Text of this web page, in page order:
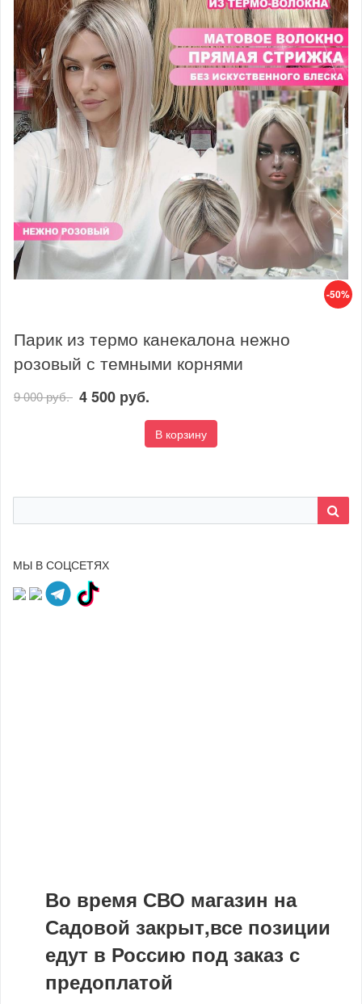
-50%
Парик из термо канекалона нежно
розовый с темными корнями
9 000 руб. 4 500 руб.
В корзину
МЫ В СОЦСЕТЯХ
Во время СВО магазин на
Садовой закрыт,все позиции
едут в Россию под заказ с
предоплатой